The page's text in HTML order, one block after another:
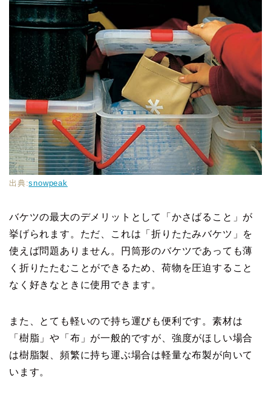
出典:snowpeak
バケツの最大のデメリットとして「かさばること」が
挙げられます。ただ、これは「折りたたみバケツ」を
使えば問題ありません。円筒形のバケツであっても薄
く折りたたむことができるため、荷物を圧迫すること
なく好きなときに使用できます。
また、とても軽いので持ち運びも便利です。素材は
「樹脂」や「布」が一般的ですが、強度がほしい場合
は樹脂製、頻繁に持ち運ぶ場合は軽量な布製が向いて
います。